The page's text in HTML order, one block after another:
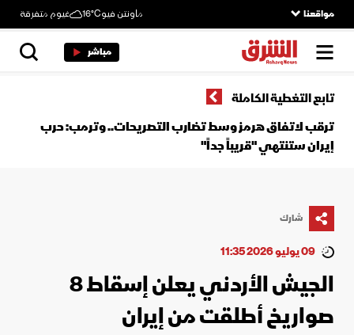
مواقعنا ماونتن فيو16°C غيوم متفرقة
مباشر
تابع التغطية الكاملة
ترقب لاتفاق هرمز وسط تضارب التصريحات.. وترمب: حرب
إيران ستنتهي "قريباً جداً"
شارك
09 يوليو 2026 11:35
الجيش الأردني يعلن إسقاط 8
صواريخ أطلقت من إيران